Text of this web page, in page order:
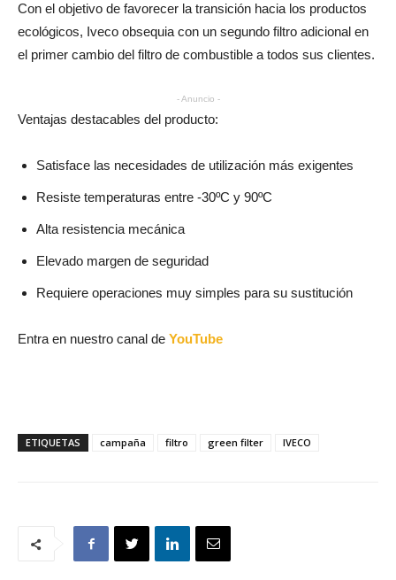
Con el objetivo de favorecer la transición hacia los productos
ecológicos, Iveco obsequia con un segundo filtro adicional en
el primer cambio del filtro de combustible a todos sus clientes.
- Anuncio -
Ventajas destacables del producto:
Satisface las necesidades de utilización más exigentes
Resiste temperaturas entre -30ºC y 90ºC
Alta resistencia mecánica
Elevado margen de seguridad
Requiere operaciones muy simples para su sustitución
Entra en nuestro canal de YouTube
ETIQUETAS campaña filtro green filter IVECO